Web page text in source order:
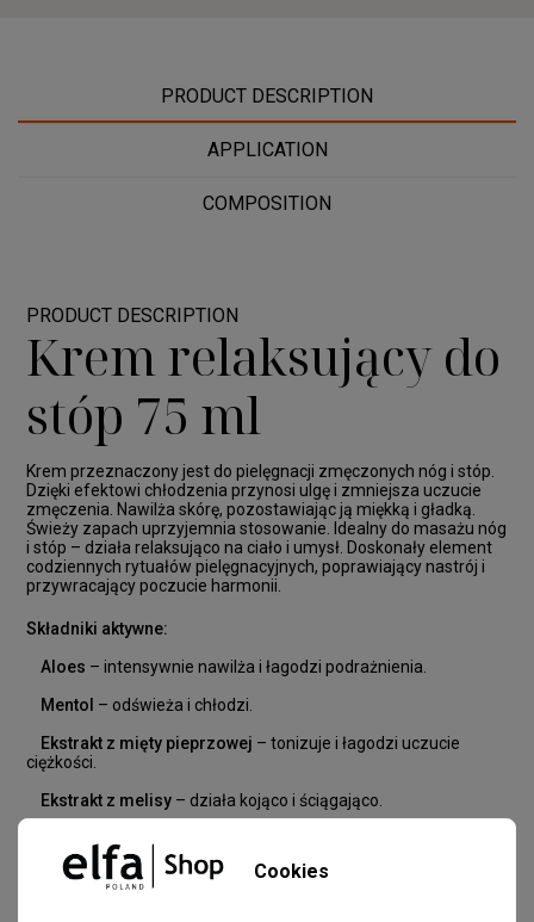
PRODUCT DESCRIPTION
APPLICATION
COMPOSITION
PRODUCT DESCRIPTION
Krem relaksujący do
stóp 75 ml
Krem przeznaczony jest do pielęgnacji zmęczonych nóg i stóp.
Dzięki efektowi chłodzenia przynosi ulgę i zmniejsza uczucie
zmęczenia. Nawilża skórę, pozostawiając ją miękką i gładką.
Świeży zapach uprzyjemnia stosowanie. Idealny do masażu nóg
i stóp – działa relaksująco na ciało i umysł. Doskonały element
codziennych rytuałów pielęgnacyjnych, poprawiający nastrój i
przywracający poczucie harmonii.
Składniki aktywne:
Aloes – intensywnie nawilża i łagodzi podrażnienia.
Mentol – odświeża i chłodzi.
Ekstrakt z mięty pieprzowej – tonizuje i łagodzi uczucie
ciężkości.
Ekstrakt z melisy – działa kojąco i ściągająco.
Cookies